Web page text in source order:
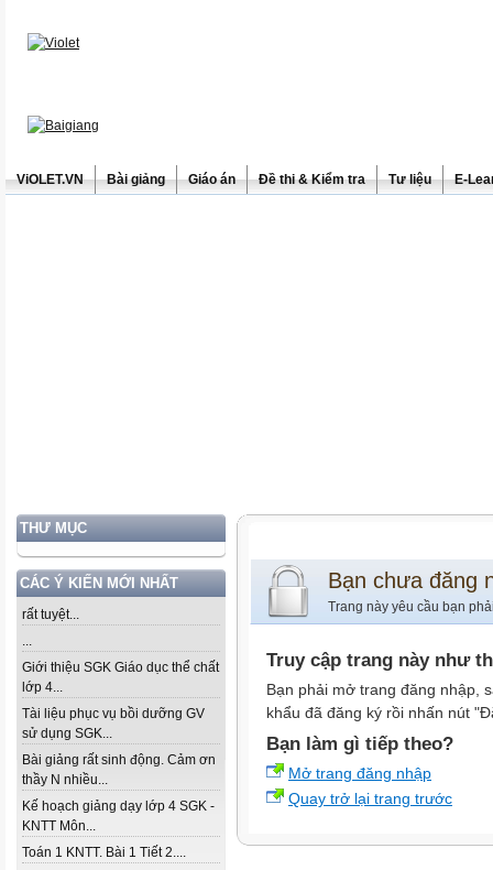
ViOLET.VN Bài giảng Giáo án Đề thi & Kiểm tra Tư liệu E-
THƯ MỤC
CÁC Ý KIẾN MỚI NHẤT
rất tuyệt...
...
Giới thiệu SGK Giáo dục thể chất
lớp 4...
Tài liệu phục vụ bồi dưỡng GV
sử dụng SGK...
Bài giảng rất sinh động. Cảm ơn
thầy N nhiều...
Kế hoạch giảng dạy lớp 4 SGK -
KNTT Môn...
Toán 1 KNTT. Bài 1 Tiết 2....
Bạn chưa đăng
Trang này yêu cầu bạn
Truy cập trang này như
Bạn phải mở trang đăng nhập,
khẩu đã đăng ký rồi nhấn nút
Bạn làm gì tiếp theo?
Mở trang đăng nhập
Quay trở lại trang trước